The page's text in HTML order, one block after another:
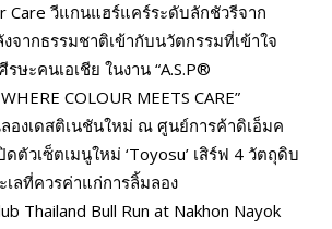
Care วีแกนแฮร์แคร์ระดับลักชัวรีจาก
จากธรรมชาติเข้ากับนวัตกรรมที่เข้าใจ
ษะคนเอเชีย ในงาน “A.S.P®
COLOUR MEETS CARE”
ลองเดสติเนชันใหม่ ณ ศูนย์การค้าดิเอ็มค
ดตัวเซ็ตเมนูใหม่ ‘Toyosu’ เสิร์ฟ 4 วัตถุดิบ
เลที่ควรค่าแก่การลิ้มลอง
Thailand Bull Run at Nakhon Nayok